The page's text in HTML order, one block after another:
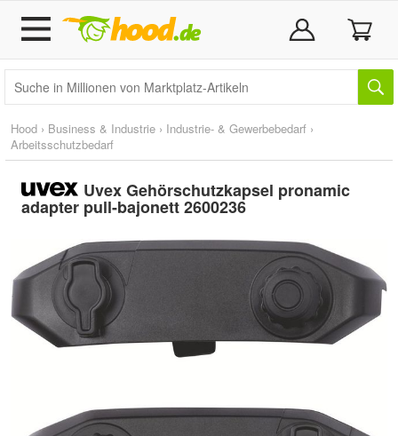
Hood › Business & Industrie › Industrie- & Gewerbebedarf ›
Arbeitsschutzbedarf
Uvex Gehörschutzkapsel pronamic
adapter pull-bajonett 2600236